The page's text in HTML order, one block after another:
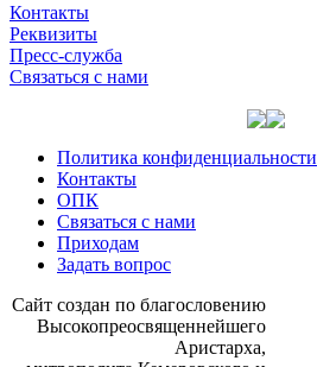
Контакты
Реквизиты
Пресс-служба
Связаться с нами
Политика конфиденциальности
Контакты
ОПК
Связаться с нами
Приходам
Задать вопрос
Сайт со­здан по бла­го­сло­ве­нию
Вы­со­ко­прео­свя­щен­ней­ше­го
Ари­стар­ха,